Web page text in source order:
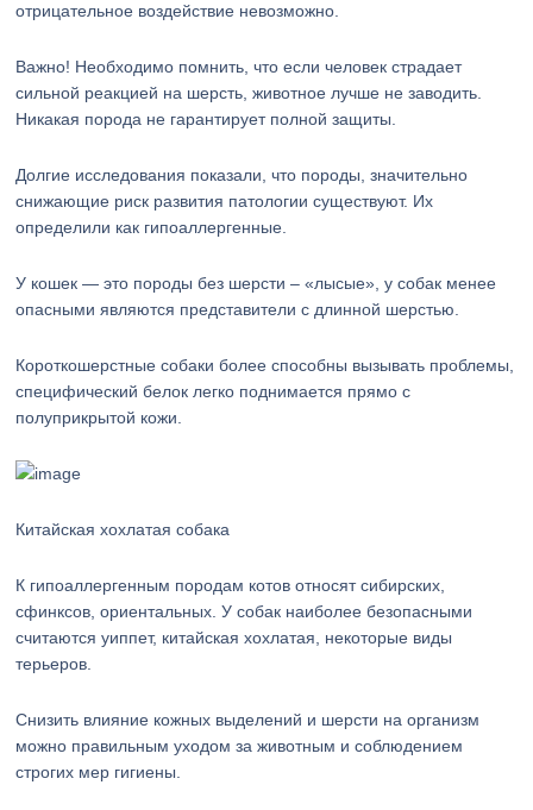
отрицательное воздействие невозможно.
Важно! Необходимо помнить, что если человек страдает
сильной реакцией на шерсть, животное лучше не заводить.
Никакая порода не гарантирует полной защиты.
Долгие исследования показали, что породы, значительно
снижающие риск развития патологии существуют. Их
определили как гипоаллергенные.
У кошек — это породы без шерсти – «лысые», у собак менее
опасными являются представители с длинной шерстью.
Короткошерстные собаки более способны вызывать проблемы,
специфический белок легко поднимается прямо с
полуприкрытой кожи.
Китайская хохлатая собака
К гипоаллергенным породам котов относят сибирских,
сфинксов, ориентальных. У собак наиболее безопасными
считаются уиппет, китайская хохлатая, некоторые виды
терьеров.
Снизить влияние кожных выделений и шерсти на организм
можно правильным уходом за животным и соблюдением
строгих мер гигиены.